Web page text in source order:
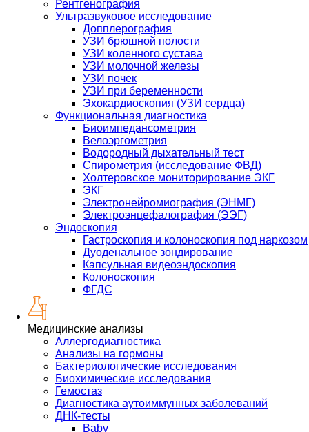
Рентгенография
Ультразвуковое исследование
Допплерография
УЗИ брюшной полости
УЗИ коленного сустава
УЗИ молочной железы
УЗИ почек
УЗИ при беременности
Эхокардиоскопия (УЗИ сердца)
Функциональная диагностика
Биоимпедансометрия
Велоэргометрия
Водородный дыхательный тест
Спирометрия (исследование ФВД)
Холтеровское мониторирование ЭКГ
ЭКГ
Электронейромиография (ЭНМГ)
Электроэнцефалография (ЭЭГ)
Эндоскопия
Гастроскопия и колоноскопия под наркозом
Дуоденальное зондирование
Капсульная видеоэндоскопия
Колоноскопия
ФГДС
Медицинские анализы
Аллергодиагностика
Анализы на гормоны
Бактериологические исследования
Биохимические исследования
Гемостаз
Диагностика аутоиммунных заболеваний
ДНК-тесты
Baby